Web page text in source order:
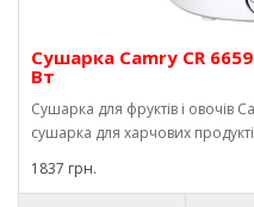
Сушарка Camry CR
Вт
Сушарка для фруктів і овочів
сушарка для харчових
1837 грн.